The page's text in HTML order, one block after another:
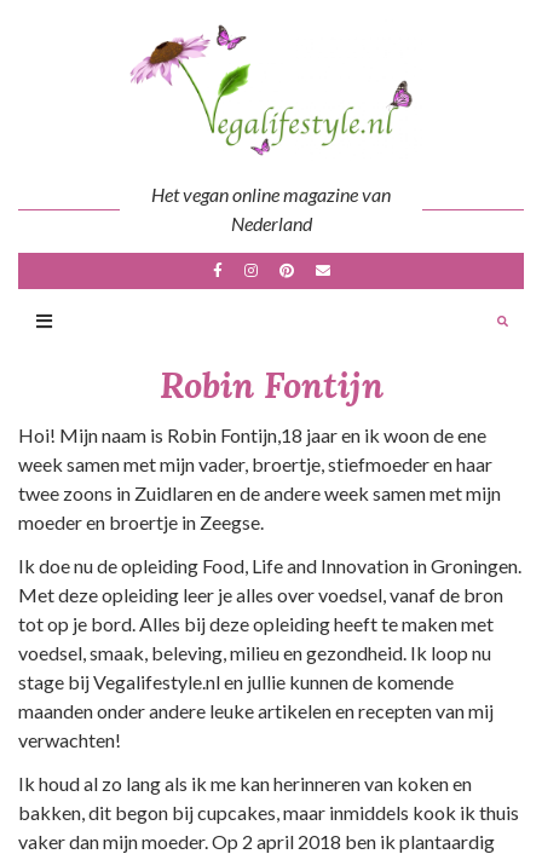
Het vegan online magazine van
Nederland
Robin Fontijn
Hoi! Mijn naam is Robin Fontijn,18 jaar en ik woon de ene
week samen met mijn vader, broertje, stiefmoeder en haar
twee zoons in Zuidlaren en de andere week samen met mijn
moeder en broertje in Zeegse.
Ik doe nu de opleiding Food, Life and Innovation in Groningen.
Met deze opleiding leer je alles over voedsel, vanaf de bron
tot op je bord. Alles bij deze opleiding heeft te maken met
voedsel, smaak, beleving, milieu en gezondheid. Ik loop nu
stage bij Vegalifestyle.nl en jullie kunnen de komende
maanden onder andere leuke artikelen en recepten van mij
verwachten!
Ik houd al zo lang als ik me kan herinneren van koken en
bakken, dit begon bij cupcakes, maar inmiddels kook ik thuis
vaker dan mijn moeder. Op 2 april 2018 ben ik plantaardig